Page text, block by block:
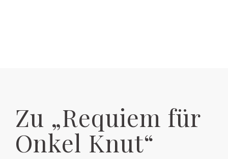
Zu „Requiem für
Onkel Knut“